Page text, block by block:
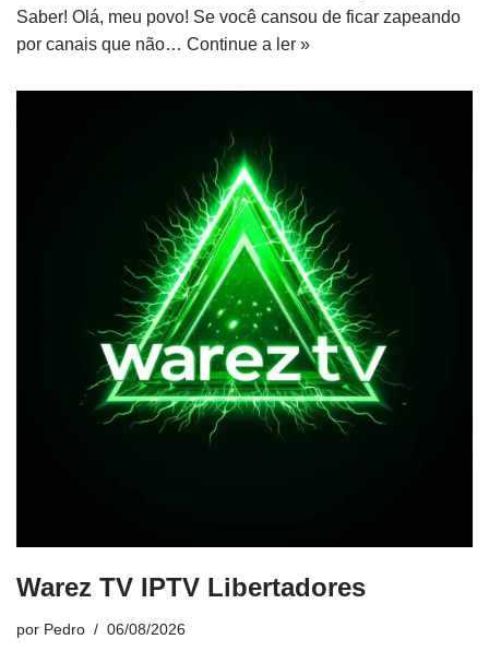
Saber! Olá, meu povo! Se você cansou de ficar zapeando
por canais que não… Continue a ler »
Warez TV IPTV Libertadores
por Pedro 06/08/2026